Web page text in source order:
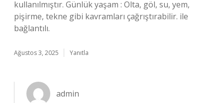
kullanılmıştır. Günlük yaşam : Olta, göl, su, yem,
pişirme, tekne gibi kavramları çağrıştırabilir. ile
bağlantılı.
Ağustos 3, 2025 Yanıtla
admin